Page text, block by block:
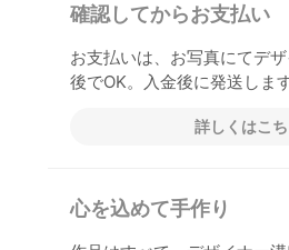
確認してからお支払い
お支払いは、お写真にてデ
後でOK。入金後に発送します
詳しくはこ
心を込めて手作り